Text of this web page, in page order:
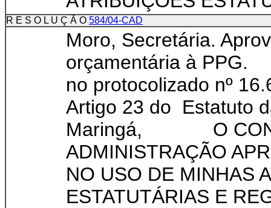
R E S O L U Ç Ã O 584/04-CAD
Moro, Secretária.
orçamentária à
no protocolizado nº
Artigo 23 do Estatuto
Maringá, O
ADMINISTRAÇÃO
NO USO DE MINHAS
ESTATUTÁRIAS E